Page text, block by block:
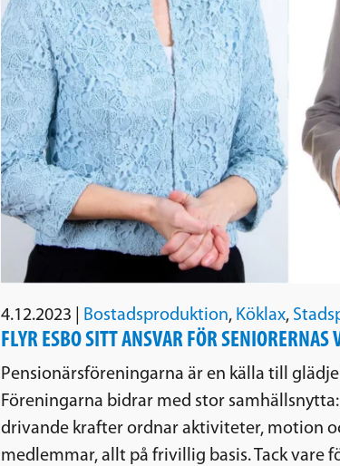
4.12.2023 Bostadsproduktion, Köklax,
FLYR ESBO SITT ANSVAR FÖR SENIORERNAS
Pensionärsföreningarna är en källa till
Föreningarna bidrar med stor
drivande krafter ordnar aktiviteter, motion
medlemmar, allt på frivillig basis. Tack vare